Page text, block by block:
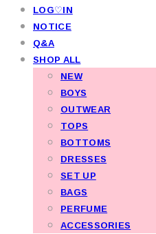
LOG♡IN
NOTICE
Q&A
SHOP ALL
NEW
BOYS
OUTWEAR
TOPS
BOTTOMS
DRESSES
SET UP
BAGS
PERFUME
ACCESSORIES